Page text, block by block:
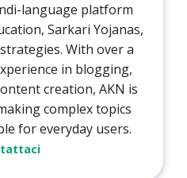
language platform
Sarkari Yojanas,
With over a
in blogging,
creation, AKN is
complex topics
for everyday users.